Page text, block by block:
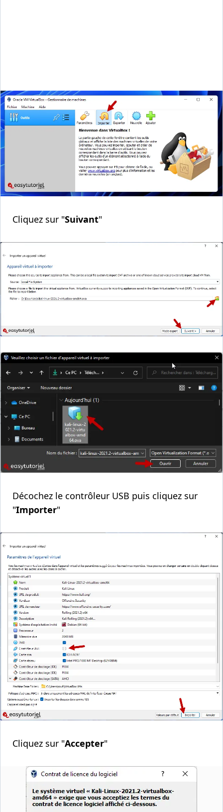
Cliquez sur "Suivant"
Décochez le contrôleur USB puis cliquez sur
"Importer"
Cliquez sur "Accepter"